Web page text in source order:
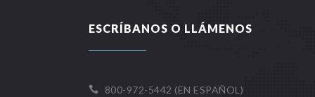
ESCRÍBANOS O LLÁMENOS
 800-972-5442 (EN ESPAÑOL)